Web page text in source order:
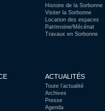
Histoire de la Sorbonne
Visiter la Sorbonne
Location des espaces
Patrimoine/Mécénat
Travaux en Sorbonne
ACTUALITÉS
Toute l’actualité
Archives
Presse
Agenda